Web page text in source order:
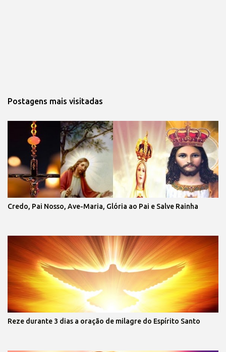
Postagens mais visitadas
Credo, Pai Nosso, Ave-Maria, Glória ao Pai e Salve Rainha
Reze durante 3 dias a oração de milagre do Espírito Santo